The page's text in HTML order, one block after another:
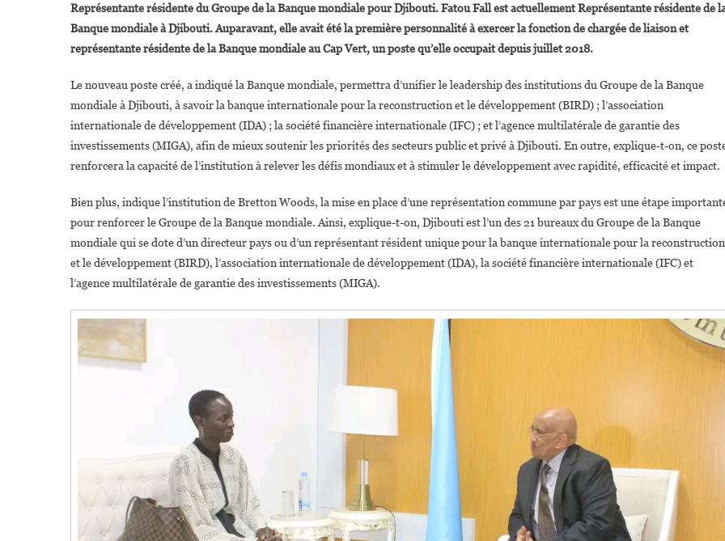
Nommée
Représentante
Résidente
Groupe
De
La
Banque
Mondiale
Djibouti
Représentante résidente du Groupe de la Banque mondiale pour Djibouti. Fatou Fall est actuellement Représentante résidente de
Banque mondiale à Djibouti. Auparavant, elle avait été la première personnalité à exercer la fonction de chargée de liaison et
représentante résidente de la Banque mondiale au Cap Vert, un poste qu’elle occupait depuis juillet 2018.
Le nouveau poste créé, a indiqué la Banque mondiale, permettra d’unifier le leadership des institutions du Groupe de la Banque
mondiale à Djibouti, à savoir la banque internationale pour la reconstruction et le développement (BIRD) ; l’association
internationale de développement (IDA) ; la société financière internationale (IFC) ; et l’agence multilatérale de garantie des
investissements (MIGA), afin de mieux soutenir les priorités des secteurs public et privé à Djibouti. En outre, explique-t-on, ce
renforcera la capacité de l’institution à relever les défis mondiaux et à stimuler le développement avec rapidité, efficacité et impact.
Bien plus, indique l’institution de Bretton Woods, la mise en place d’une représentation commune par pays est une étape
pour renforcer le Groupe de la Banque mondiale. Ainsi, explique-t-on, Djibouti est l’un des 21 bureaux du Groupe de la Banque
mondiale qui se dote d’un directeur pays ou d’un représentant résident unique pour la banque internationale pour la reconstruction
et le développement (BIRD), l’association internationale de développement (IDA), la société financière internationale (IFC) et
l’agence multilatérale de garantie des investissements (MIGA).